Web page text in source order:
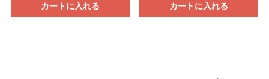
カートに入れる カートに入れる